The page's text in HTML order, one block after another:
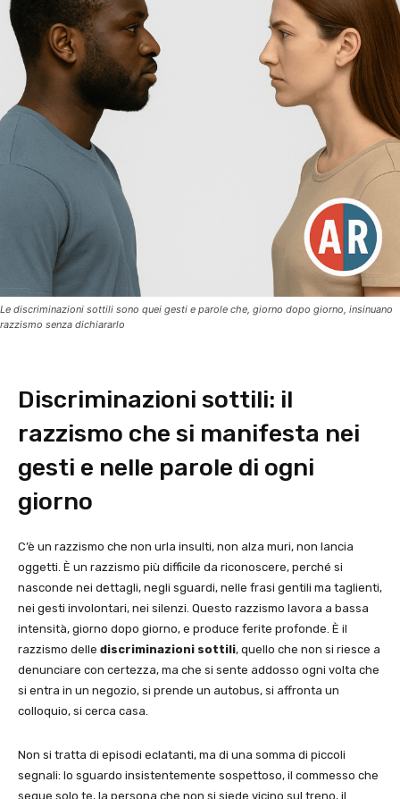
Le discriminazioni sottili sono quei gesti e parole che, giorno dopo giorno, insinuano
razzismo senza dichiararlo
Discriminazioni sottili: il
razzismo che si manifesta nei
gesti e nelle parole di ogni
giorno
C’è un razzismo che non urla insulti, non alza muri, non lancia
oggetti. È un razzismo più difficile da riconoscere, perché si
nasconde nei dettagli, negli sguardi, nelle frasi gentili ma taglienti,
nei gesti involontari, nei silenzi. Questo razzismo lavora a bassa
intensità, giorno dopo giorno, e produce ferite profonde. È il
razzismo delle discriminazioni sottili, quello che non si riesce a
denunciare con certezza, ma che si sente addosso ogni volta che
si entra in un negozio, si prende un autobus, si affronta un
colloquio, si cerca casa.
Non si tratta di episodi eclatanti, ma di una somma di piccoli
segnali: lo sguardo insistentemente sospettoso, il commesso che
segue solo te, la persona che non si siede vicino sul treno, il